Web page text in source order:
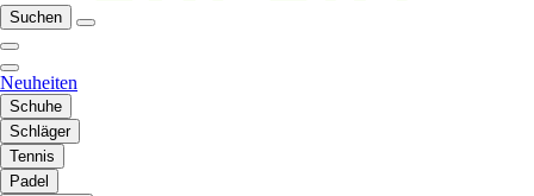
Suchen
Neuheiten
Schuhe
Schläger
Tennis
Padel